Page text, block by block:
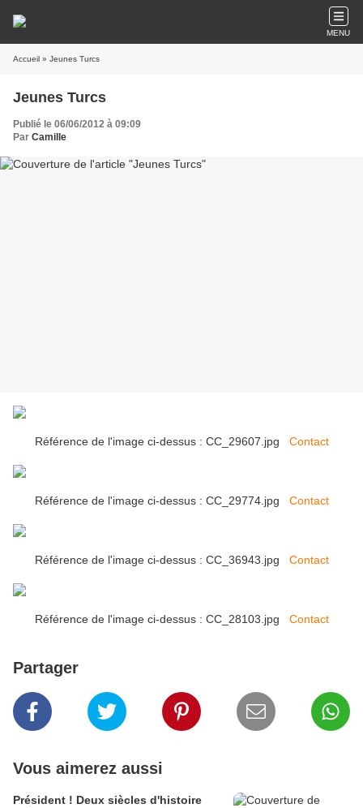
MENU
Accueil » Jeunes Turcs
Jeunes Turcs
Publié le 06/06/2012 à 09:09
Par Camille
Référence de l'image ci-dessus : CC_29607.jpg Contact
Référence de l'image ci-dessus : CC_29774.jpg Contact
Référence de l'image ci-dessus : CC_36943.jpg Contact
Référence de l'image ci-dessus : CC_28103.jpg Contact
Partager
Vous aimerez aussi
Président ! Deux siècles d'histoire